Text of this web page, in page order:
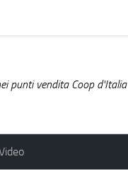
punti vendita Coop d'Italia